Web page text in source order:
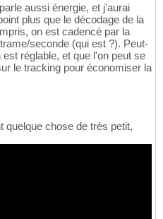
aussi énergie, et j'aurai
plus que le décodage de la
on est cadencé par la
seconde (qui est ?). Peut-
réglable, et que l'on peut se
le tracking pour économiser la
quelque chose de très petit,